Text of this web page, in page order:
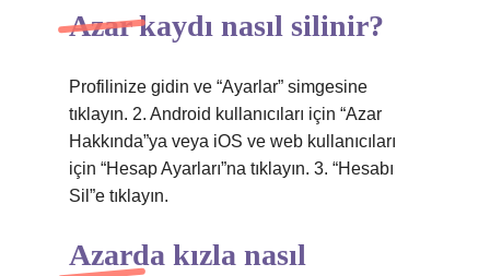
Azar kaydı nasıl silinir?
Profilinize gidin ve “Ayarlar” simgesine
tıklayın. 2. Android kullanıcıları için “Azar
Hakkında”ya veya iOS ve web kullanıcıları
için “Hesap Ayarları”na tıklayın. 3. “Hesabı
Sil”e tıklayın.
Azarda kızla nasıl